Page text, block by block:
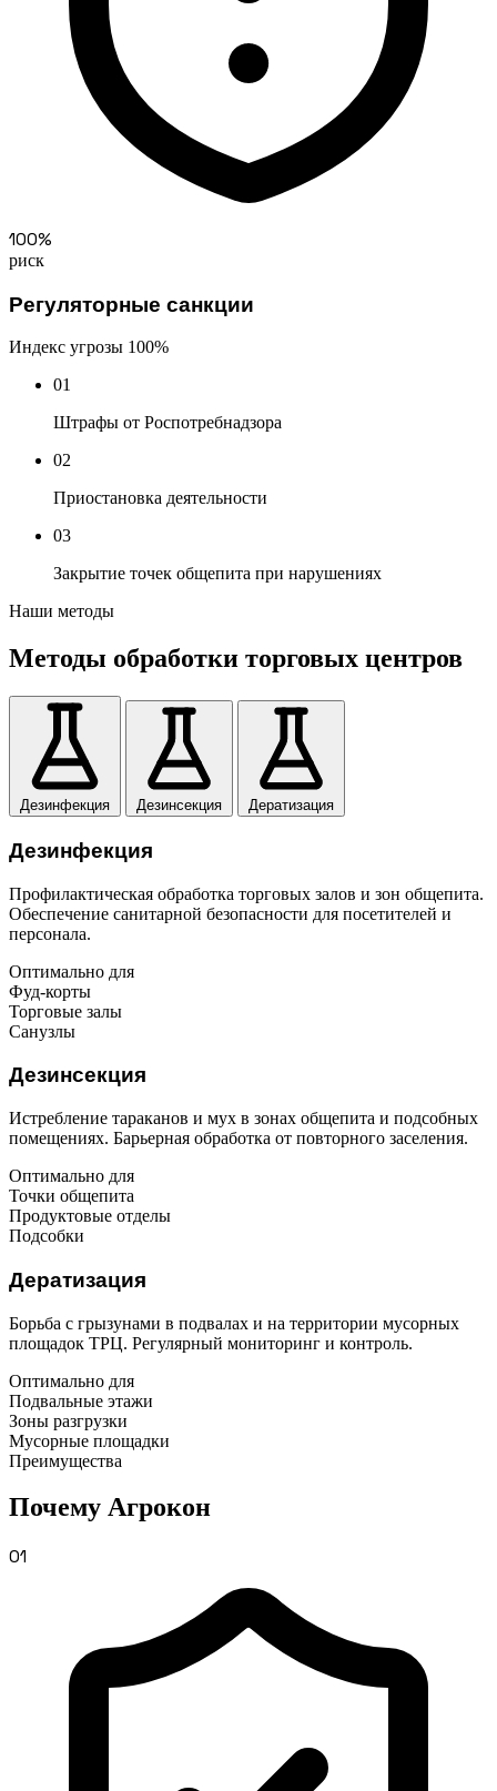
100%
риск
Регуляторные санкции
Индекс угрозы 100%
01
Штрафы от Роспотребнадзора
02
Приостановка деятельности
03
Закрытие точек общепита при нарушениях
Наши методы
Методы обработки торговых центров
Дезинфекция Дезинсекция Дератизация
Дезинфекция
Профилактическая обработка торговых залов и зон общепита.
Обеспечение санитарной безопасности для посетителей и
персонала.
Оптимально для
Фуд-корты
Торговые залы
Санузлы
Дезинсекция
Истребление тараканов и мух в зонах общепита и подсобных
помещениях. Барьерная обработка от повторного заселения.
Оптимально для
Точки общепита
Продуктовые отделы
Подсобки
Дератизация
Борьба с грызунами в подвалах и на территории мусорных
площадок ТРЦ. Регулярный мониторинг и контроль.
Оптимально для
Подвальные этажи
Зоны разгрузки
Мусорные площадки
Преимущества
Почему Агрокон
01